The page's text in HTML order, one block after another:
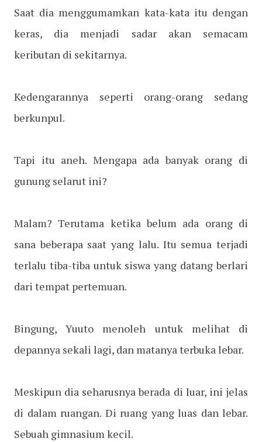
Saat dia menggumamkan kata-kata itu dengan
keras, dia menjadi sadar akan semacam
keributan di sekitarnya.
Kedengarannya seperti orang-orang sedang
berkunpul.
Tapi itu aneh. Mengapa ada banyak orang di
gunung selarut ini?
Malam? Terutama ketika belum ada orang di
sana beberapa saat yang lalu. Itu semua terjadi
terlalu tiba-tiba untuk siswa yang datang berlari
dari tempat pertemuan.
Bingung, Yuuto menoleh untuk melihat di
depannya sekali lagi, dan matanya terbuka lebar.
Meskipun dia seharusnya berada di luar, ini jelas
di dalam ruangan. Di ruang yang luas dan lebar.
Sebuah gimnasium kecil.